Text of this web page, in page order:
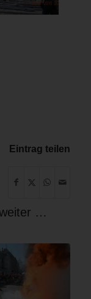
Eintrag teilen
…